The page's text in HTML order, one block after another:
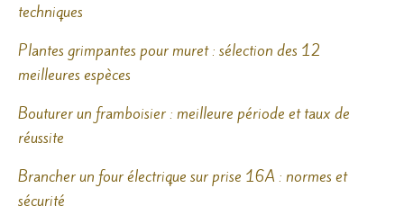
techniques
Plantes grimpantes pour muret : sélection des 12
meilleures espèces
Bouturer un framboisier : meilleure période et taux de
réussite
Brancher un four électrique sur prise 16A : normes et
sécurité